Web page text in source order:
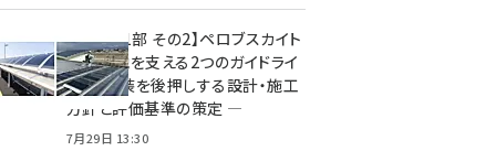
特集【第1部 その2】ペロブスカイト
太陽電池を支える2つのガイドライ
ン ― 実装を後押しする設計・施工
方針と評価基準の策定 ―
7月29日 13:30